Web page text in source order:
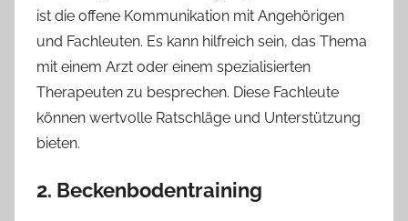
ist die offene Kommunikation mit Angehörigen
und Fachleuten. Es kann hilfreich sein, das Thema
mit einem Arzt oder einem spezialisierten
Therapeuten zu besprechen. Diese Fachleute
können wertvolle Ratschläge und Unterstützung
bieten.
2. Beckenbodentraining